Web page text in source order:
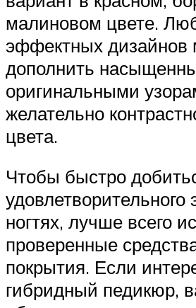
малиновом цвете.
эффектных дизайнов
дополнить
оригинальными
желательно
цвета.
Чтобы быстро
ногтях, лучше всего
проверенные
покрытия. Если
гибридный педикюр,